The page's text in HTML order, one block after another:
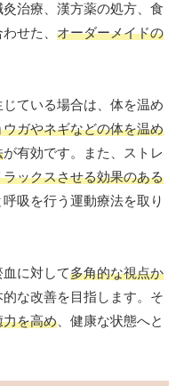
治療、漢方薬の処方、食
せた、 オーダーメイドの
ている場合は、体を温め
ウガやネギなどの体を温め
が有効です。また、ストレ
ックスさせる効果のある
吸を行う運動療法を取り
に対して多角的な視点か
な改善を目指します。そ
力を高め 、健康な状態へと